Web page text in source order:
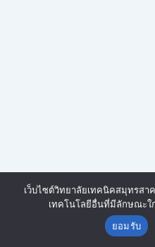
Copyright © 2026 | Powered
เทคนิค
เว็บไซต์วิทยาลัยเทคนิคสมุทรสา
เทคโนโลยีอื่นที่มีลักษณะใ
ยอมรับ
Contact us